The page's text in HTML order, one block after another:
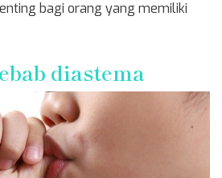
bagi orang yang memiliki
diastema